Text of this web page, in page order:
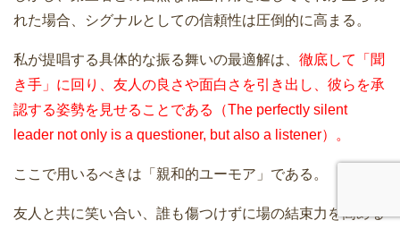
れた場合、シグナルとしての信頼性は圧倒的に高まる。
私が提唱する具体的な振る舞いの最適解は、 徹底して「聞
き手」に回り、友人の良さや面白さを引き出し、彼らを承
認する姿勢を見せることである（The perfectly silent
leader not only is a questioner, but also a listener）。
ここで用いるべきは「親和的ユーモア」である。
友人と共に笑い合い、誰も傷つけずに場の結束力を高める